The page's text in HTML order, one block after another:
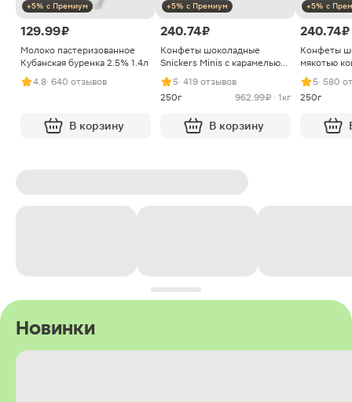
+5% с Премиум
129.99 ₽
Молоко пастеризованное
Кубанская буренка 2.5% 1.4л
4.8· 640 отзывов
В корзину
+5% с Премиум
240.74 ₽
Конфеты шоколадные
Snickers Minis с карамелью
арахисом и нугой
5· 419 отзывов
250г
962.99 ₽ · 1кг
В корзину
+5% с
240.74 ₽
Конфеты
мякотью
5· 580
250г
Новинки